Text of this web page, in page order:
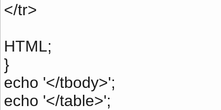
</tr>
HTML;
}
echo '</tbody>';
echo '</table>';